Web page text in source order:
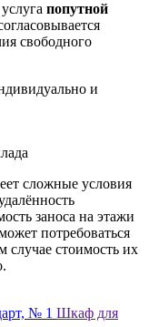
попутной
свободного
и
сложные условия
заноса на этажи
потребоваться
случае стоимость их
Шкаф для